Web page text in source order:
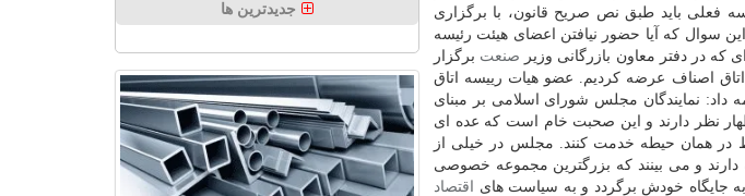
رئیسه فعلی باید طبق نص صریح قانون، با برگزاری
سوال كه آیا حضور نیافتن اعضای هیئت رئیسه
در دفتر معاون بازرگانی وزیر صنعت برگزار
اصناف عرضه كردیم. عضو هیات رییسه اتاق
داد: نمایندگان مجلس شورای اسلامی بر مبنای
نظر دارند و این صحبت خام است كه عده ای
در همان حیطه خدمت كنند. مجلس در خیلی از
دارند و می بینند كه بزرگترین مجموعه خصوصی
جایگاه خودش برگردد و به سیاست های
اقتصاد
جدیدترین ها